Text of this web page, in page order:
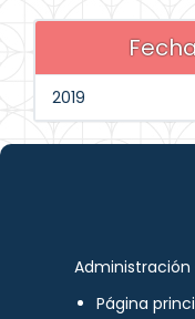
2019
Administración
Página